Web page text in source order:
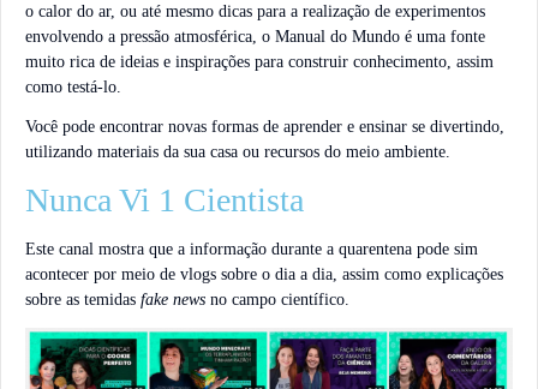
o calor do ar, ou até mesmo dicas para a realização de experimentos
envolvendo a pressão atmosférica, o Manual do Mundo é uma fonte
muito rica de ideias e inspirações para construir conhecimento, assim
como testá-lo.
Você pode encontrar novas formas de aprender e ensinar se divertindo,
utilizando materiais da sua casa ou recursos do meio ambiente.
Nunca Vi 1 Cientista
Este canal mostra que a informação durante a quarentena pode sim
acontecer por meio de vlogs sobre o dia a dia, assim como explicações
sobre as temidas fake news no campo científico.